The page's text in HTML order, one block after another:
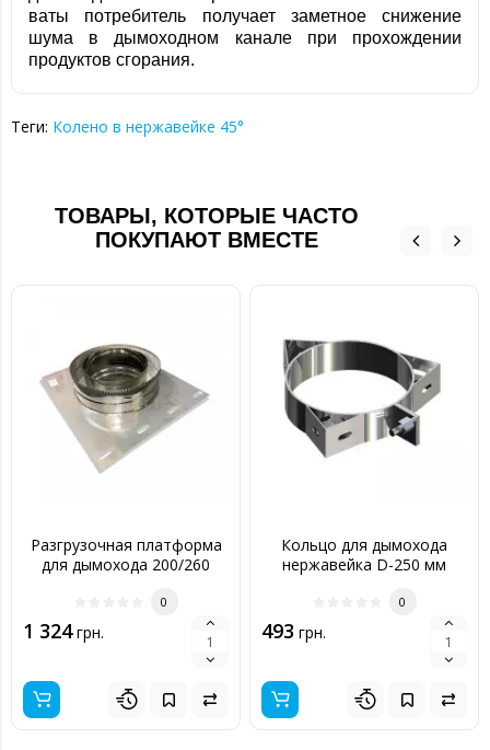
ваты потребитель получает заметное снижение
шума в дымоходном канале при прохождении
продуктов сгорания.
Теги: Колено в нержавейке 45°
ТОВАРЫ, КОТОРЫЕ ЧАСТО
ПОКУПАЮТ ВМЕСТЕ
Разгрузочная платформа
для дымохода 200/260
0
1 324грн.
Кольцо для дымохода
нержавейка D-250 мм
0
493 грн.